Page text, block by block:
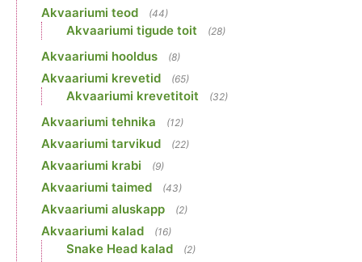
Akvaariumi teod (44)
Akvaariumi tigude toit (28)
Akvaariumi hooldus (8)
Akvaariumi krevetid (65)
Akvaariumi krevetitoit (32)
Akvaariumi tehnika (12)
Akvaariumi tarvikud (22)
Akvaariumi krabi (9)
Akvaariumi taimed (43)
Akvaariumi aluskapp (2)
Akvaariumi kalad (16)
Snake Head kalad (2)